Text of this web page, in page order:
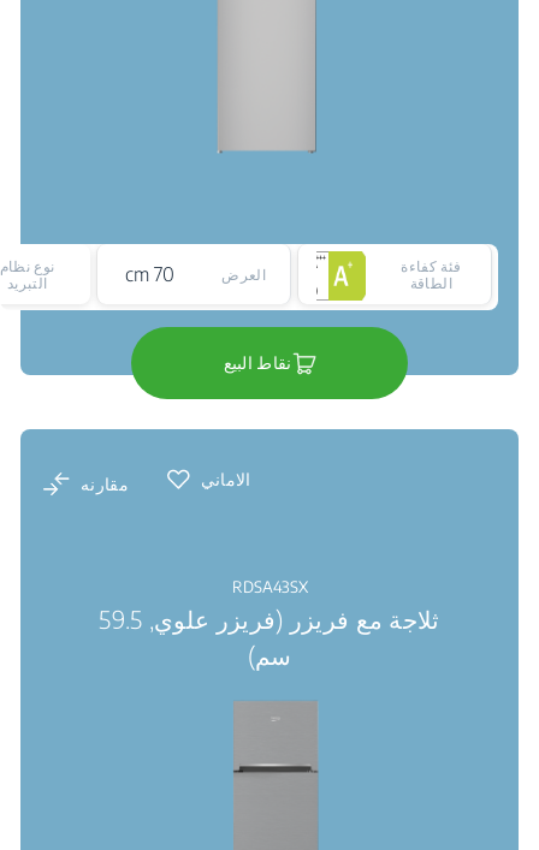
فئة كفاءة
الطاقة
العرض 70 cm
نوع نظام
التبريد
نقاط البيع
الاماني مقارنه
RDSA43SX
ثلاجة مع فريزر (فريزر علوي, 59.5
سم)